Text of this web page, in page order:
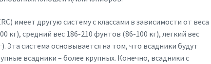
имеет другую систему с классами в зависимости от веса
кг), средний вес 186-210 фунтов (86-100 кг), легкий вес
Эта система основывается на том, что всадники будут
всадники – более крупных. Конечно, всадники с